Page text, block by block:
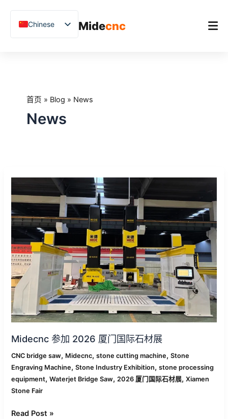
Midecnc
应用场景
Blog
Chinese
English
Arabic
Polish
Hindi
首页 » Blog » News
News
Midecnc 参加 2026 厦门国际石材展
CNC bridge saw, Midecnc,stone cutting machine,Stone
Engraving Machine,Stone Industry Exhibition,stone processing
equipment,Waterjet Bridge Saw,2026 厦门国际石材展,Xiamen
Stone Fair
加
2026
厦
国
际
石
材
展
Read Post »